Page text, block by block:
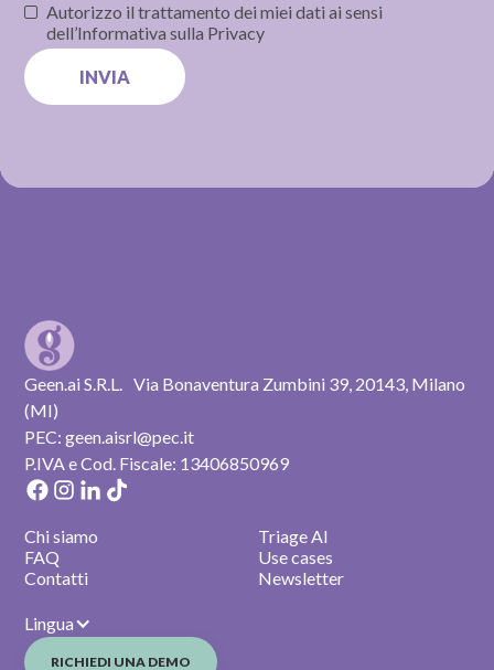
Autorizzo il trattamento dei miei dati ai sensi
dell’Informativa sulla Privacy
Geen.ai S.R.L. Via Bonaventura Zumbini 39, 20143, Milano
(MI)
PEC: geen.aisrl@pec.it
P.IVA e Cod. Fiscale: 13406850969
Chi siamo
FAQ
Contatti
Triage AI
Use cases
Newsletter
Lingua
RICHIEDI UNA DEMO